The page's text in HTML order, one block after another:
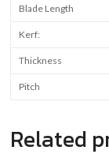
Blade Length
Kerf:
Thickness
Pitch
Related